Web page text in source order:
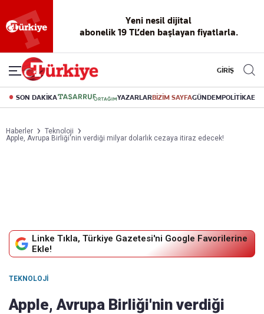
Yeni nesil dijital
abonelik 19 TL’den başlayan fiyatlarla.
GİRİŞ
SON DAKİKA YAZARLARBİZİM SAYFAGÜNDEMPOLİTİKA
Haberler
Teknoloji
Apple, Avrupa Birliği'nin verdiği milyar dolarlık cezaya itiraz edecek!
Linke Tıkla, Türkiye Gazetesi'ni Google Favorilerine
Ekle!
TEKNOLOJI
Apple, Avrupa Birliği'nin verdiği